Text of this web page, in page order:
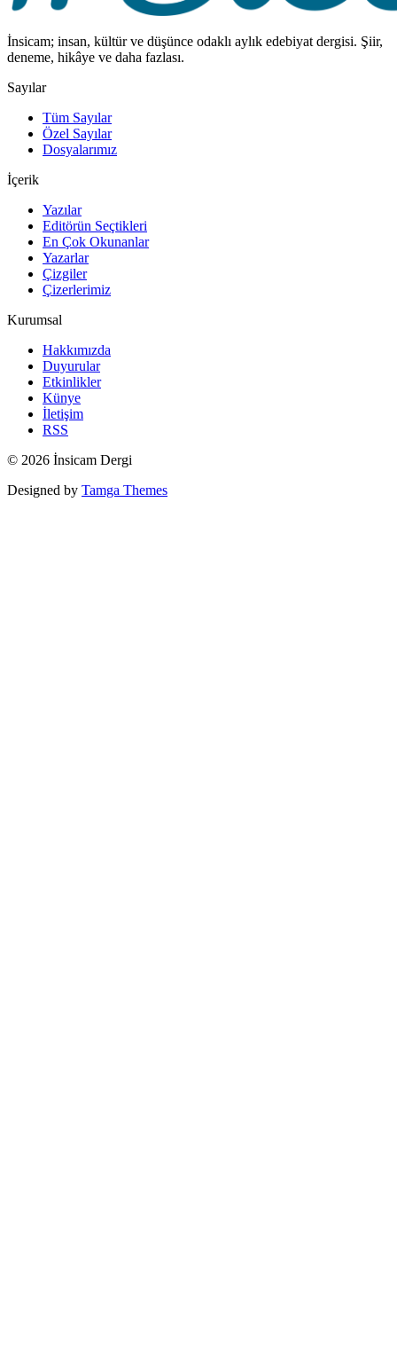
İnsicam; insan, kültür ve düşünce odaklı aylık edebiyat dergisi. Şiir,
deneme, hikâye ve daha fazlası.
Sayılar
Tüm Sayılar
Özel Sayılar
Dosyalarımız
İçerik
Yazılar
Editörün Seçtikleri
En Çok Okunanlar
Yazarlar
Çizgiler
Çizerlerimiz
Kurumsal
Hakkımızda
Duyurular
Etkinlikler
Künye
İletişim
RSS
© 2026 İnsicam Dergi
Designed by Tamga Themes